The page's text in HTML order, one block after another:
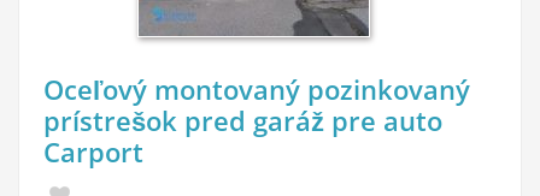
Oceľový montovaný pozinkovaný
prístrešok pred garáž pre auto
Carport